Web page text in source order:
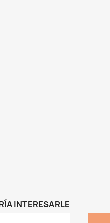
INTERESARLE